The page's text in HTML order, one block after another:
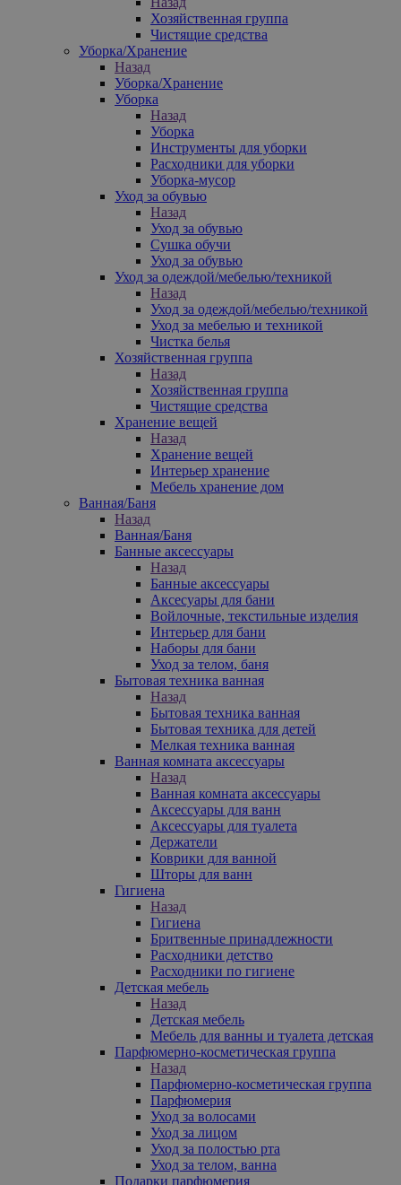
Хозяйственная группа
Чистящие средства
Уборка/Хранение
Назад
Уборка/Хранение
Уборка
Назад
Уборка
Инструменты для уборки
Расходники для уборки
Уборка-мусор
Уход за обувью
Назад
Уход за обувью
Сушка обучи
Уход за обувью
Уход за одеждой/мебелью/техникой
Назад
Уход за одеждой/мебелью/техникой
Уход за мебелью и техникой
Чистка белья
Хозяйственная группа
Назад
Хозяйственная группа
Чистящие средства
Хранение вещей
Назад
Хранение вещей
Интерьер хранение
Мебель хранение дом
Ванная/Баня
Назад
Ванная/Баня
Банные аксессуары
Назад
Банные аксессуары
Аксесуары для бани
Войлочные, текстильные изделия
Интерьер для бани
Наборы для бани
Уход за телом, баня
Бытовая техника ванная
Назад
Бытовая техника ванная
Бытовая техника для детей
Мелкая техника ванная
Ванная комната аксессуары
Назад
Ванная комната аксессуары
Аксессуары для ванн
Аксессуары для туалета
Держатели
Коврики для ванной
Шторы для ванн
Гигиена
Назад
Гигиена
Бритвенные принадлежности
Расходники детство
Расходники по гигиене
Детская мебель
Назад
Детская мебель
Мебель для ванны и туалета детская
Парфюмерно-косметическая группа
Назад
Парфюмерно-косметическая группа
Парфюмерия
Уход за волосами
Уход за лицом
Уход за полостью рта
Уход за телом, ванна
Подарки парфюмерия